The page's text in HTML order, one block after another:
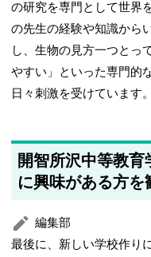
の研究を専門として世界
の先生の経験や知識から
し、生物の見方一つとっ
やすい」といった専門的
日々刺激を受けています。
開智所沢中等教育
に興味がある方を
編集部
最後に、新しい学校作り